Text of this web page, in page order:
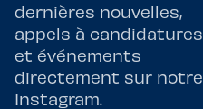
dernières nouvelles,
appels à candidatures
et événements
directement sur notre
Instagram.